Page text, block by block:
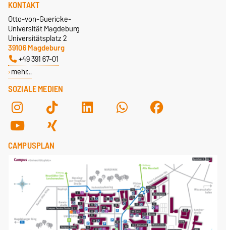
SOZIALE MEDIEN
KONTAKT
Otto-von-Guericke-
Universität Magdeburg
Universitätsplatz 2
39106 Magdeburg
+49 391 67-01
mehr…
CAMPUSPLAN